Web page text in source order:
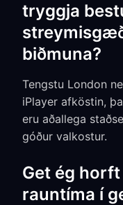
tryggja
biðmuna?
Tengstu London
iPlayer afköstin,
eru aðallega
góður valkostur.
Get ég
rauntíma í